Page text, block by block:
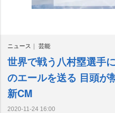
ニュース 芸能
世界で戦う八村塁選手
のエールを送る 目頭が
新CM
2020-11-24 16:00